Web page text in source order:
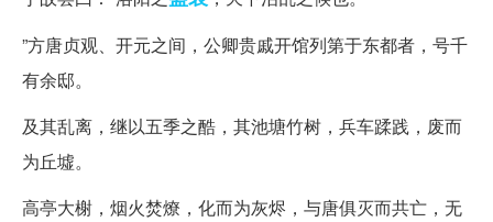
”方唐贞观、开元之间，公卿贵戚开馆列第于东都者，号千
有余邸。
及其乱离，继以五季之酷，其池塘竹树，兵车蹂践，废而
为丘墟。
高亭大榭，烟火焚燎，化而为灰烬，与唐俱灭而共亡，无